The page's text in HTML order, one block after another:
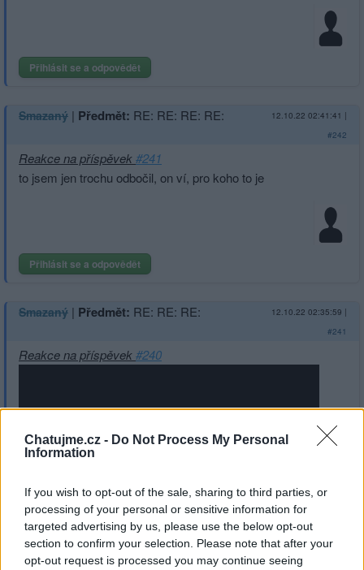
Chatujme.cz - Do Not Process My Personal
Information
If you wish to opt-out of the sale, sharing to third parties, or
processing of your personal or sensitive information for
targeted advertising by us, please use the below opt-out
section to confirm your selection. Please note that after your
opt-out request is processed you may continue seeing
Přihlásit se a odpovědět
Smazaný | Předmět: RE: RE: RE: RE: 12.10.22 02:41:41 |
#242
Reakce na příspěvek#241
to jsem jen trochu odbočil, on ví, pro koho to je
Přihlásit se a odpovědět
Smazaný | Předmět: RE: RE: RE: 12.10.22 02:35:59 |
#241
Reakce na příspěvek#240
Přihlásit se a odpovědět